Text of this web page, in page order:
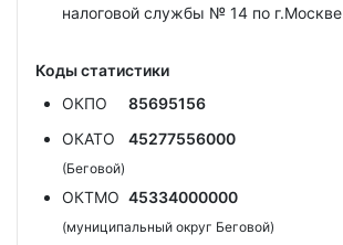
налоговой службы № 14 по г.Москве
Коды статистики
ОКПО
85695156
ОКАТО
45277556000
(Беговой)
ОКТМО 45334000000
(муниципальный округ Беговой)